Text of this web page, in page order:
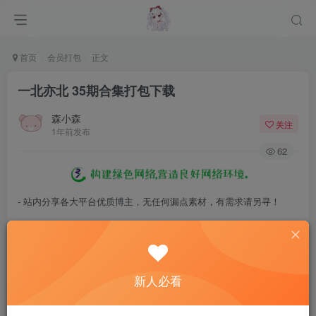
首页 会员打包 正文
一北亦北 35期合集打包下载
森小森
1年前发布
关注
62
- 站内分享各大平台优质博主，无任何漏点素材，有需求请另寻！
- 百度网盘提示提取码错误，请更换浏览器重试，这是百度网盘版本问
- 遇见解压密码不对、无法解压，请查看
- 资源失效/充值未到账/账号解禁...等问题请《提交工单》
新人必看